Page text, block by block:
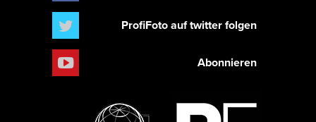
ProfiFoto auf twitter folgen
Abonnieren